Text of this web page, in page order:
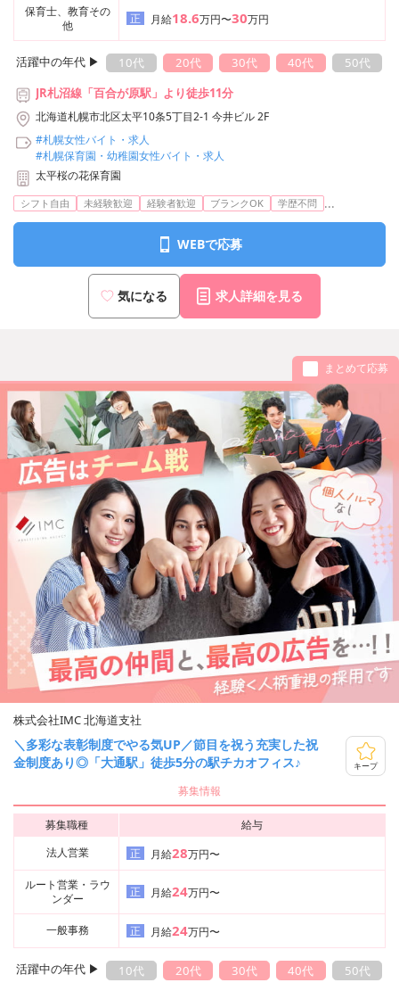
保育士、教育その
他
正 月給18.6万円〜30万円
活躍中の年代 ▶︎ 10代 20代 30代 40代
50代
JR札沼線「百合が原駅」より徒歩11分
北海道札幌市北区太平10条5丁目2-1 今井ビル 2F
#札幌女性バイト・求人
#札幌保育園・幼稚園女性バイト・求人
太平桜の花保育園
シフト自由 未経験歓迎 経験者歓迎 ブランクOK 学歴不問 ...
WEBで応募
気になる 求人詳細を見る
まとめて応募
株式会社IMC 北海道支社
＼多彩な表彰制度でやる気UP／節目を祝う充実した祝
金制度あり◎「大通駅」徒歩5分の駅チカオフィス♪
キープ
募集情報
募集職種
給与
法人営業
正 月給28万円〜
ルート営業・ラウ
ンダー
正 月給24万円〜
一般事務 正 月給24万円〜
活躍中の年代 ▶︎ 10代 20代 30代 40代
50代